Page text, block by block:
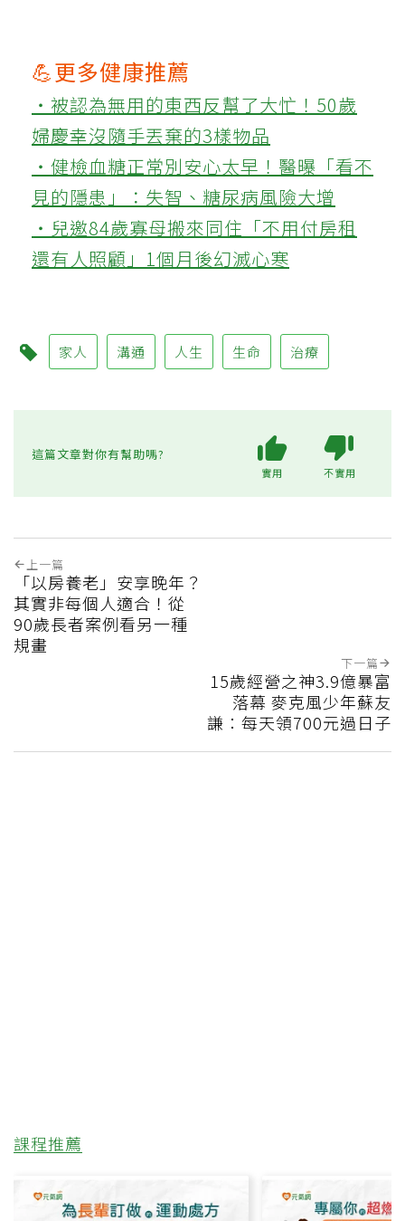
💪更多健康推薦
‧被認為無用的東西反幫了大忙！50歲
婦慶幸沒隨手丟棄的3樣物品
‧健檢血糖正常別安心太早！醫曝「看不
見的隱患」：失智、糖尿病風險大增
‧兒邀84歲寡母搬來同住「不用付房租
還有人照顧」1個月後幻滅心寒
家人 溝通 人生 生命 治療
這篇文章對你有幫助嗎?
實用 不實用
上一篇
「以房養老」安享晚年？
其實非每個人適合！從
90歲長者案例看另一種
規畫
下一篇
15歲經營之神3.9億暴富
落幕 麥克風少年蘇友
謙：每天領700元過日子
課程推薦